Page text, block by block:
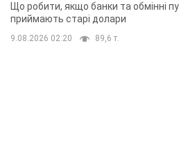
Що робити, якщо банки та обмінні
приймають старі долари
9.08.2026 02:20 89,6 т.